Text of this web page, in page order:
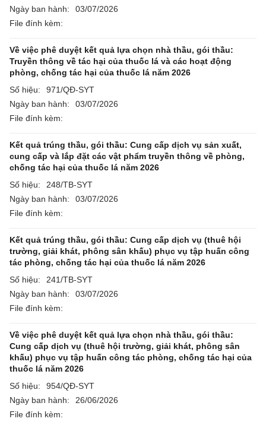
Ngày ban hành:
03/07/2026
File đính kèm:
Về việc phê duyệt kết quả lựa chọn nhà thầu, gói thầu:
Truyền thông về tác hại của thuốc lá và các hoạt động
phòng, chống tác hại của thuốc lá năm 2026
Số hiệu:
971/QĐ-SYT
Ngày ban hành:
03/07/2026
File đính kèm:
Kết quả trúng thầu, gói thầu: Cung cấp dịch vụ sản xuất,
cung cấp và lắp đặt các vật phẩm truyền thông về phòng,
chống tác hại của thuốc lá năm 2026
Số hiệu:
248/TB-SYT
Ngày ban hành:
03/07/2026
File đính kèm:
Kết quả trúng thầu, gói thầu: Cung cấp dịch vụ (thuê hội
trường, giải khát, phông sân khấu) phục vụ tập huấn công
tác phòng, chống tác hại của thuốc lá năm 2026
Số hiệu:
241/TB-SYT
Ngày ban hành:
03/07/2026
File đính kèm:
Về việc phê duyệt kết quả lựa chọn nhà thầu, gói thầu:
Cung cấp dịch vụ (thuê hội trường, giải khát, phông sân
khấu) phục vụ tập huấn công tác phòng, chống tác hại của
thuốc lá năm 2026
Số hiệu:
954/QĐ-SYT
Ngày ban hành:
26/06/2026
File đính kèm: